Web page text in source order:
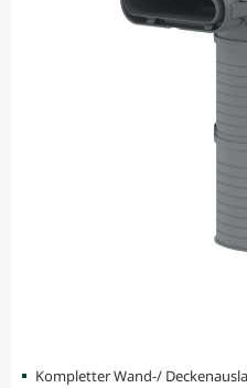
Kompletter Wand-/